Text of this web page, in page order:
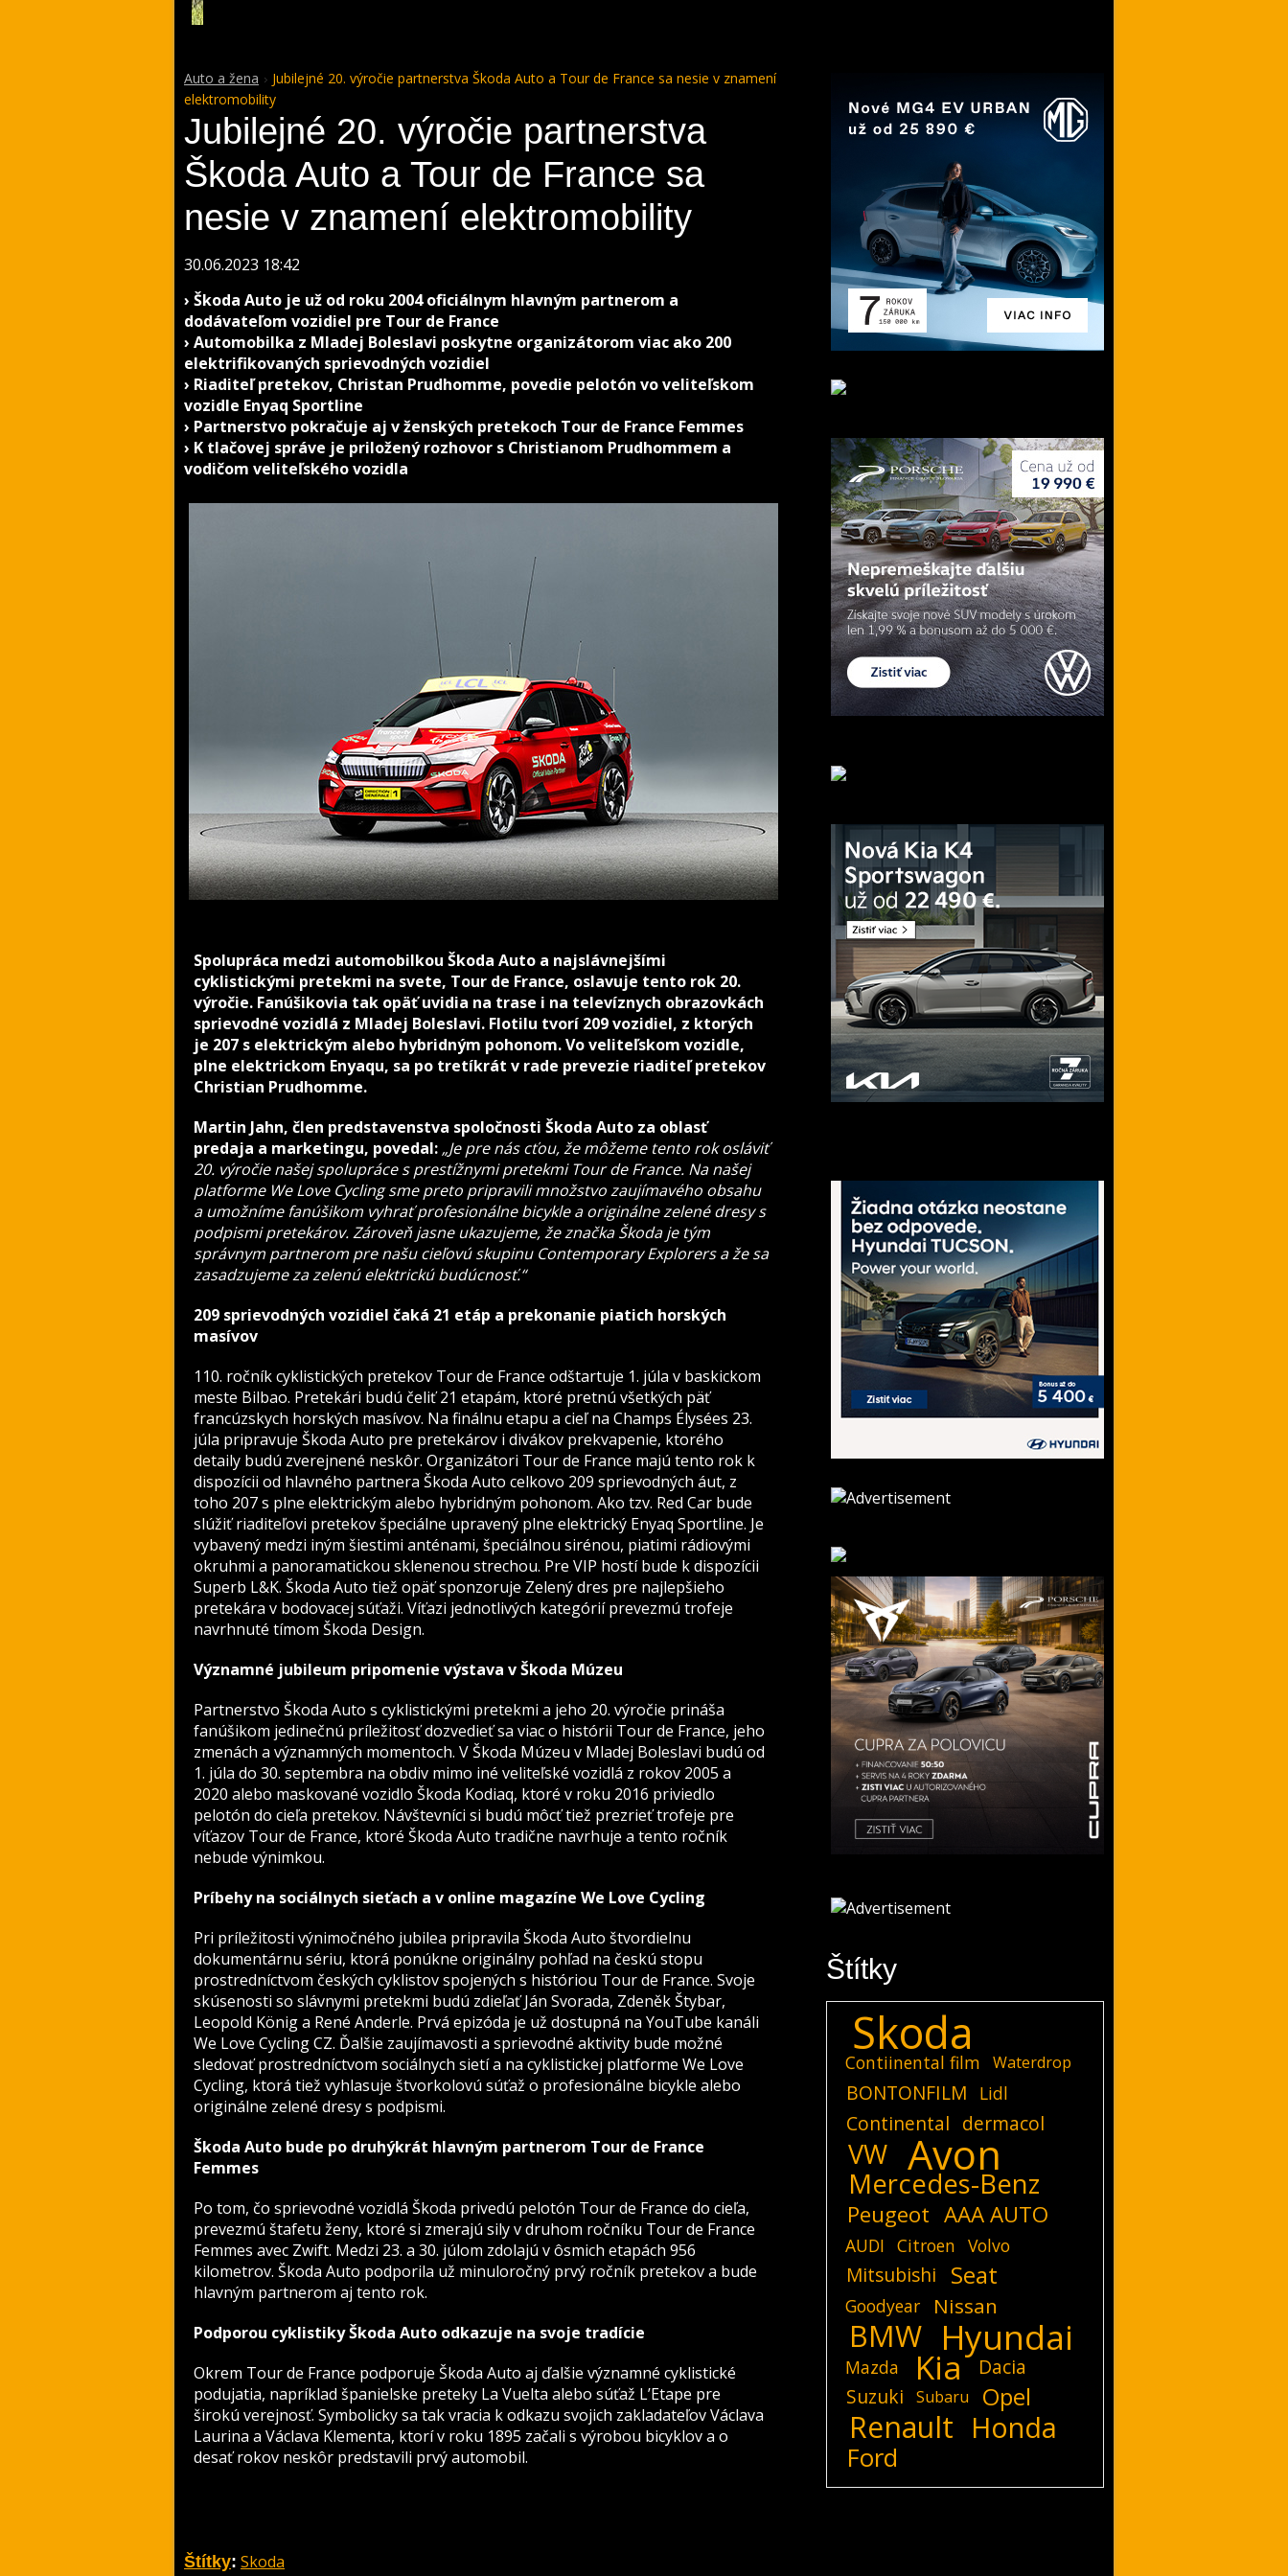
Auto a žena
Jubilejné 20. výročie partnerstva Škoda Auto a Tour de France sa nesie v znamení
elektromobility
Jubilejné 20. výročie partnerstva
Škoda Auto a Tour de France sa
nesie v znamení elektromobility
30.06.2023 18:42
› Škoda Auto je už od roku 2004 oficiálnym hlavným partnerom a
dodávateľom vozidiel pre Tour de France
› Automobilka z Mladej Boleslavi poskytne organizátorom viac ako 200
elektrifikovaných sprievodných vozidiel
› Riaditeľ pretekov, Christan Prudhomme, povedie pelotón vo veliteľskom
vozidle Enyaq Sportline
› Partnerstvo pokračuje aj v ženských pretekoch Tour de France Femmes
› K tlačovej správe je priložený rozhovor s Christianom Prudhommem a
vodičom veliteľského vozidla
Spolupráca medzi automobilkou Škoda Auto a najslávnejšími
cyklistickými pretekmi na svete, Tour de France, oslavuje tento rok 20.
výročie. Fanúšikovia tak opäť uvidia na trase i na televíznych obrazovkách
sprievodné vozidlá z Mladej Boleslavi. Flotilu tvorí 209 vozidiel, z ktorých
je 207 s elektrickým alebo hybridným pohonom. Vo veliteľskom vozidle,
plne elektrickom Enyaqu, sa po tretíkrát v rade prevezie riaditeľ pretekov
Christian Prudhomme.
Martin Jahn, člen predstavenstva spoločnosti Škoda Auto za oblasť
predaja a marketingu, povedal: „Je pre nás cťou, že môžeme tento rok osláviť
20. výročie našej spolupráce s prestížnymi pretekmi Tour de France. Na našej
platforme We Love Cycling sme preto pripravili množstvo zaujímavého obsahu
a umožníme fanúšikom vyhrať profesionálne bicykle a originálne zelené dresy s
podpismi pretekárov. Zároveň jasne ukazujeme, že značka Škoda je tým
správnym partnerom pre našu cieľovú skupinu Contemporary Explorers a že sa
zasadzujeme za zelenú elektrickú budúcnosť.“
209 sprievodných vozidiel čaká 21 etáp a prekonanie piatich horských
masívov
110. ročník cyklistických pretekov Tour de France odštartuje 1. júla v baskickom
meste Bilbao. Pretekári budú čeliť 21 etapám, ktoré pretnú všetkých päť
francúzskych horských masívov. Na finálnu etapu a cieľ na Champs Élysées 23.
júla pripravuje Škoda Auto pre pretekárov i divákov prekvapenie, ktorého
detaily budú zverejnené neskôr. Organizátori Tour de France majú tento rok k
dispozícii od hlavného partnera Škoda Auto celkovo 209 sprievodných áut, z
toho 207 s plne elektrickým alebo hybridným pohonom. Ako tzv. Red Car bude
slúžiť riaditeľovi pretekov špeciálne upravený plne elektrický Enyaq Sportline. Je
vybavený medzi iným šiestimi anténami, špeciálnou sirénou, piatimi rádiovými
okruhmi a panoramatickou sklenenou strechou. Pre VIP hostí bude k dispozícii
Superb L&K. Škoda Auto tiež opäť sponzoruje Zelený dres pre najlepšieho
pretekára v bodovacej súťaži. Víťazi jednotlivých kategórií prevezmú trofeje
navrhnuté tímom Škoda Design.
Významné jubileum pripomenie výstava v Škoda Múzeu
Partnerstvo Škoda Auto s cyklistickými pretekmi a jeho 20. výročie prináša
fanúšikom jedinečnú príležitosť dozvedieť sa viac o histórii Tour de France, jeho
zmenách a významných momentoch. V Škoda Múzeu v Mladej Boleslavi budú od
1. júla do 30. septembra na obdiv mimo iné veliteľské vozidlá z rokov 2005 a
2020 alebo maskované vozidlo Škoda Kodiaq, ktoré v roku 2016 priviedlo
pelotón do cieľa pretekov. Návštevníci si budú môcť tiež prezrieť trofeje pre
víťazov Tour de France, ktoré Škoda Auto tradične navrhuje a tento ročník
nebude výnimkou.
Príbehy na sociálnych sieťach a v online magazíne We Love Cycling
Pri príležitosti výnimočného jubilea pripravila Škoda Auto štvordielnu
dokumentárnu sériu, ktorá ponúkne originálny pohľad na českú stopu
prostredníctvom českých cyklistov spojených s históriou Tour de France. Svoje
skúsenosti so slávnymi pretekmi budú zdieľať Ján Svorada, Zdeněk Štybar,
Leopold König a René Anderle. Prvá epizóda je už dostupná na YouTube kanáli
We Love Cycling CZ. Ďalšie zaujímavosti a sprievodné aktivity bude možné
sledovať prostredníctvom sociálnych sietí a na cyklistickej platforme We Love
Cycling, ktorá tiež vyhlasuje štvorkolovú súťaž o profesionálne bicykle alebo
originálne zelené dresy s podpismi.
Škoda Auto bude po druhýkrát hlavným partnerom Tour de France
Femmes
Po tom, čo sprievodné vozidlá Škoda privedú pelotón Tour de France do cieľa,
prevezmú štafetu ženy, ktoré si zmerajú sily v druhom ročníku Tour de France
Femmes avec Zwift. Medzi 23. a 30. júlom zdolajú v ôsmich etapách 956
kilometrov. Škoda Auto podporila už minuloročný prvý ročník pretekov a bude
hlavným partnerom aj tento rok.
Podporou cyklistiky Škoda Auto odkazuje na svoje tradície
Okrem Tour de France podporuje Škoda Auto aj ďalšie významné cyklistické
podujatia, napríklad španielske preteky La Vuelta alebo súťaž L’Etape pre
širokú verejnosť. Symbolicky sa tak vracia k odkazu svojich zakladateľov Václava
Laurina a Václava Klementa, ktorí v roku 1895 začali s výrobou bicyklov a o
desať rokov neskôr predstavili prvý automobil.
Štítky: Skoda
Štítky
Skoda
Contiinental film Waterdrop
BONTONFILM Lidl
Continental dermacol
VW Avon
Mercedes-Benz
Peugeot AAA AUTO
AUDI Citroen Volvo
Mitsubishi Seat
Goodyear Nissan
BMW Hyundai
Mazda Kia
Dacia
Suzuki
Subaru Opel
Renault Honda
Ford